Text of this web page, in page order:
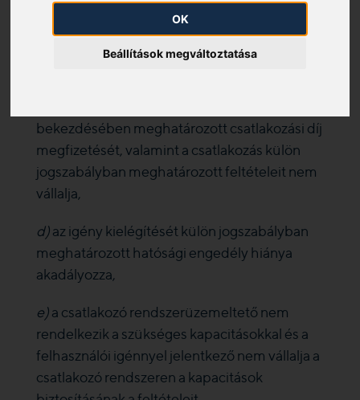
OK
Beállítások megváltoztatása
a csatlakozásnak műszaki akadálya van,
bekezdésében meghatározott csatlakozási díj
megfizetését, valamint a csatlakozás külön
jogszabályban meghatározott feltételeit nem
vállalja,
d)az igény kielégítését külön jogszabályban
meghatározott hatósági engedély hiánya
akadályozza,
e)a csatlakozó rendszerüzemeltető nem
rendelkezik a szükséges kapacitásokkal és a
felhasználói igénnyel jelentkező nem vállalja a
csatlakozó rendszeren a kapacitások